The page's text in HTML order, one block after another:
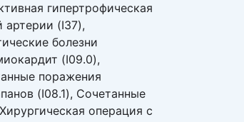
гипертрофическая
артерии (I37),
болезни
(I09.0),
поражения
(I08.1), Сочетанные
операция с